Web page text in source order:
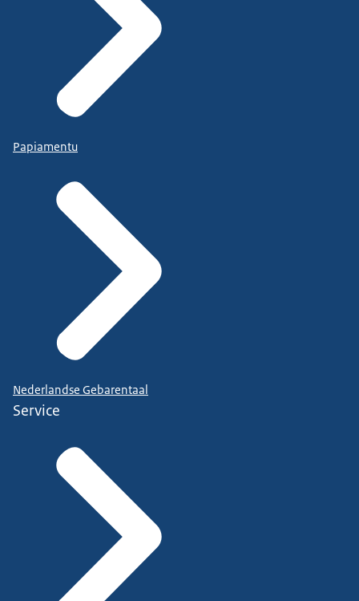
Papiamentu
Nederlandse Gebarentaal
Service